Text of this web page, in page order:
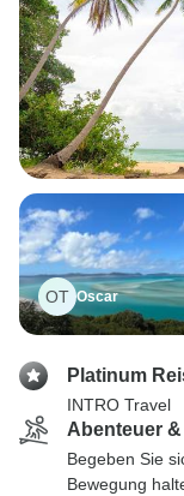
OT Oscar
Platinum
INTRO Travel
Abenteuer
Begeben Sie
Bewegung